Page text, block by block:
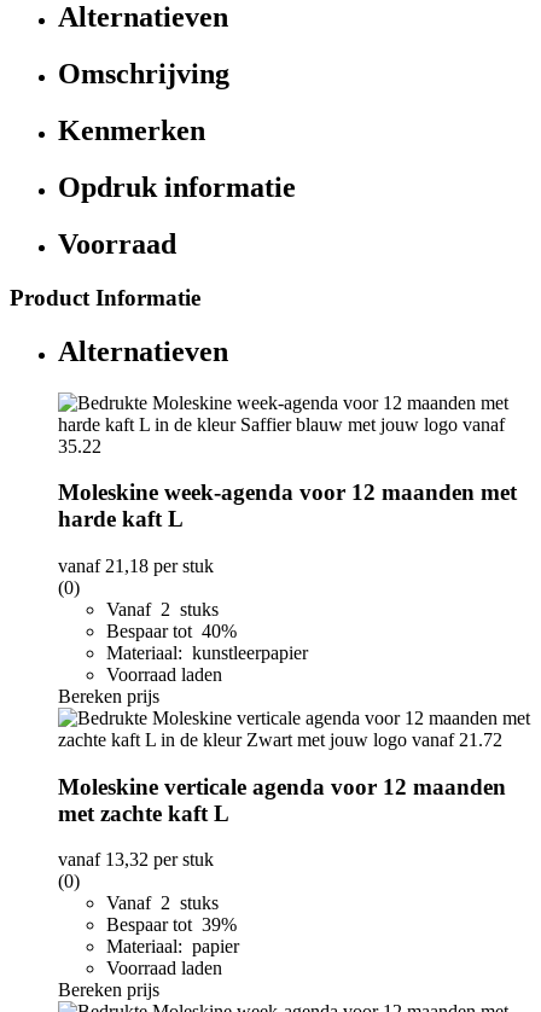
Alternatieven
Omschrijving
Kenmerken
Opdruk informatie
Voorraad
Product Informatie
Alternatieven
Moleskine week-agenda voor 12 maanden met
harde kaft L
vanaf 21,18 per stuk
(0)
Vanaf 2 stuks
Bespaar tot 40%
Materiaal: kunstleerpapier
Voorraad laden
Bereken prijs
Moleskine verticale agenda voor 12 maanden
met zachte kaft L
vanaf 13,32 per stuk
(0)
Vanaf 2 stuks
Bespaar tot 39%
Materiaal: papier
Voorraad laden
Bereken prijs